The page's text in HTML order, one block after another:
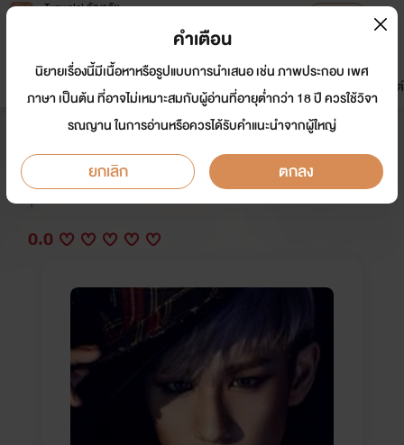
Tunwalai ธัญวลัย
หน้าแรก นิยาย อีบุ๊ก การ์ตูน
มาใหม่
ดรีมแชท ธัญลิสต์
พ่ายรักตัวตลกแสนร้าย [YOAI SM]
นักเขียน: botbott
Y
0.0
คำเตือน
นิยายเรื่องนี้มีเนื้อหาหรือรูปแบบการนำเสนอ เช่น ภาพประกอบ เพศ
ภาษา เป็นต้น ที่อาจไม่เหมาะสมกับผู้อ่านที่อายุต่ำกว่า 18 ปี ควรใช้วิจา
รณญาน ในการอ่านหรือควรได้รับคำแนะนำจากผู้ใหญ่
ยกเลิก ตกลง